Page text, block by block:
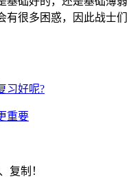
很多困惑，因此战士们
习好呢?
重要
复制！